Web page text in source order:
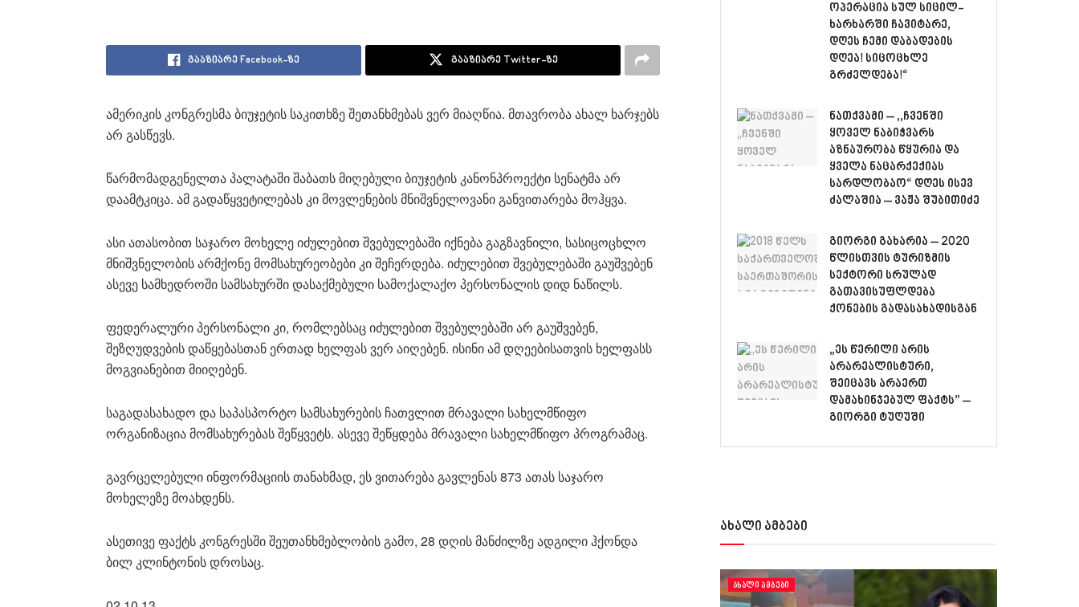
გააზიარე Facebook-ზე გააზიარე Twitter-ზე
ამერიკის კონგრესმა ბიუჯეტის საკითხზე შეთანხმებას ვერ მიაღწია. მთავრობა ახალ ხარჯებს
არ გასწევს.
წარმომადგენელთა პალატაში შაბათს მიღებული ბიუჯეტის კანონპროექტი სენატმა არ
დაამტკიცა. ამ გადაწყვეტილებას კი მოვლენების მნიშვნელოვანი განვითარება მოჰყვა.
ასი ათასობით საჯარო მოხელე იძულებით შვებულებაში იქნება გაგზავნილი, სასიცოცხლო
მნიშვნელობის არმქონე მომსახურეობები კი შეჩერდება. იძულებით შვებულებაში გაუშვებენ
ასევე სამხედროში სამსახურში დასაქმებული სამოქალაქო პერსონალის დიდ ნაწილს.
ფედერალური პერსონალი კი, რომლებსაც იძულებით შვებულებაში არ გაუშვებენ,
შეზღუდვების დაწყებასთან ერთად ხელფას ვერ აიღებენ. ისინი ამ დღეებისათვის ხელფასს
მოგვიანებით მიიღებენ.
საგადასახადო და საპასპორტო სამსახურების ჩათვლით მრავალი სახელმწიფო
ორგანიზაცია მომსახურებას შეწყვეტს. ასევე შეწყდება მრავალი სახელმწიფო პროგრამაც.
გავრცელებული ინფორმაციის თანახმად, ეს ვითარება გავლენას 873 ათას საჯარო
მოხელეზე მოახდენს.
ასეთივე ფაქტს კონგრესში შეუთანხმებლობის გამო, 28 დღის მანძილზე ადგილი ჰქონდა
ბილ კლინტონის დროსაც.
ოპერაცია სულ სიცილ-
ხარხარში ჩავიტარე,
დღეს ჩემი დაბადების
დღეა! სიცოცხლე
გრძელდება!“
ნათქვამი – ,,ჩვენში
ყოველ ნაბიჭვარს
აზნაურობა წყურია და
ყველა ნაცარქექიას
სარდლობაო“ დღეს ისევ
ძალაშია – ვაჟა შუბითიძე
გიორგი გახარია – 2020
წლისთვის ტურიზმის
სექტორი სრულად
გათავისუფლდება
ქონების გადასახადისგან
„ეს წერილი არის
არარეალისტური,
შეიცავს არაერთ
დამახინჯებულ ფაქტს” –
გიორგი ტუღუში
ახალი ამბები
ᲐᲮᲐᲚᲘ ᲐᲛᲑᲔᲑᲘ